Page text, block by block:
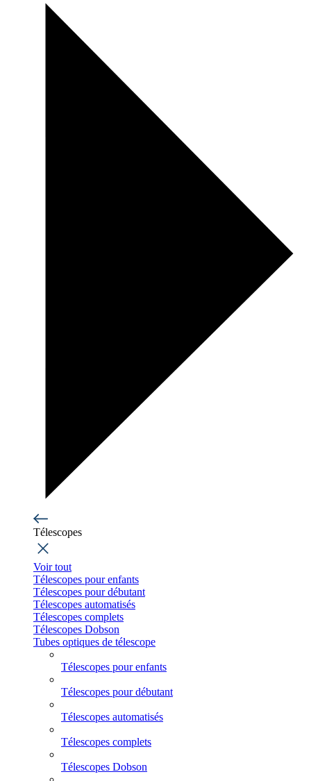
Télescopes
Voir tout
Télescopes pour enfants
Télescopes pour débutant
Télescopes automatisés
Télescopes complets
Télescopes Dobson
Tubes optiques de télescope
Télescopes pour enfants
Télescopes pour débutant
Télescopes automatisés
Télescopes complets
Télescopes Dobson